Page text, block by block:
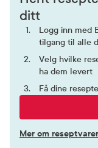
ditt
Logg inn med
tilgang til alle
Velg hvilke
ha dem levert
Få dine
Mer om reseptvarer